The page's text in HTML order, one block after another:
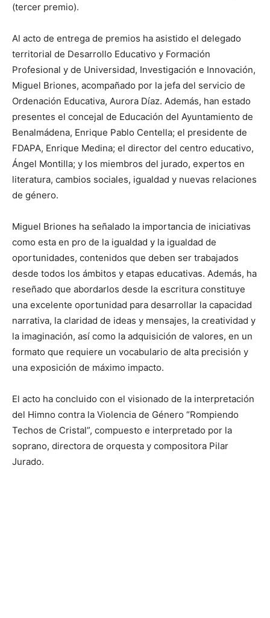
(tercer premio).
Al acto de entrega de premios ha asistido el delegado
territorial de Desarrollo Educativo y Formación
Profesional y de Universidad, Investigación e Innovación,
Miguel Briones, acompañado por la jefa del servicio de
Ordenación Educativa, Aurora Díaz. Además, han estado
presentes el concejal de Educación del Ayuntamiento de
Benalmádena, Enrique Pablo Centella; el presidente de
FDAPA, Enrique Medina; el director del centro educativo,
Ángel Montilla; y los miembros del jurado, expertos en
literatura, cambios sociales, igualdad y nuevas relaciones
de género.
Miguel Briones ha señalado la importancia de iniciativas
como esta en pro de la igualdad y la igualdad de
oportunidades, contenidos que deben ser trabajados
desde todos los ámbitos y etapas educativas. Además, ha
reseñado que abordarlos desde la escritura constituye
una excelente oportunidad para desarrollar la capacidad
narrativa, la claridad de ideas y mensajes, la creatividad y
la imaginación, así como la adquisición de valores, en un
formato que requiere un vocabulario de alta precisión y
una exposición de máximo impacto.
El acto ha concluido con el visionado de la interpretación
del Himno contra la Violencia de Género “Rompiendo
Techos de Cristal”, compuesto e interpretado por la
soprano, directora de orquesta y compositora Pilar
Jurado.